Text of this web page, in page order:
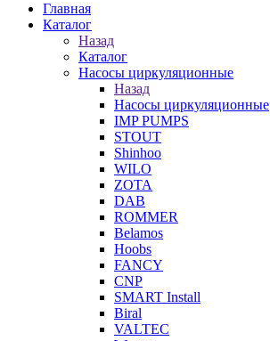
Главная
Каталог
Назад
Каталог
Насосы циркуляционные
Назад
Насосы циркуляционные
IMP PUMPS
STOUT
Shinhoo
WILO
ZOTA
DAB
ROMMER
Belamos
Hoobs
FANCY
CNP
SMART Install
Biral
VALTEC